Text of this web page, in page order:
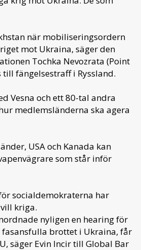
när mobiliseringsordern
mot Ukraina, säger den
Tochka Nevozrata (Point
fängelsestraff i Ryssland.
Vesna och ett 80-tal andra
medlemsländerna ska agera
USA och Kanada kan
som står inför
socialdemokraterna har
kriga.
nyligen en hearing för
brottet i Ukraina, får
säger Evin Incir till Global Bar